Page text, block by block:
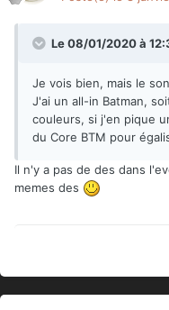
Le 08/01/2020 à
Je vois bien, mais le
J'ai un all-in Batman,
couleurs, si j'en pique
du Core BTM pour
Il n'y a pas de des dans
memes des